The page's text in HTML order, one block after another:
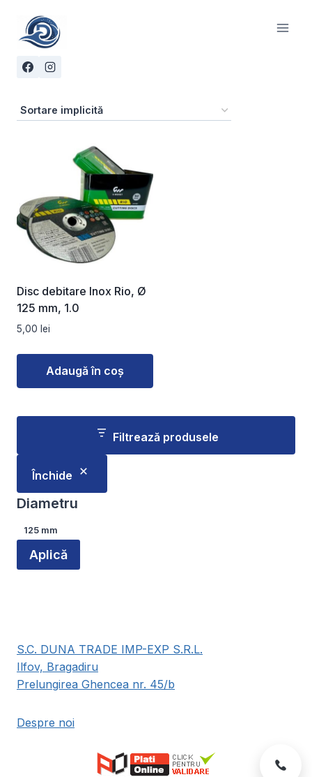
content
Disc debitare Inox Rio, Ø
125 mm, 1.0
5,00 lei
Adaugă în coș
Filtrează produsele
Închide
Diametru
Diametru
125 mm
Aplică
S.C. DUNA TRADE IMP-EXP S.R.L.
Ilfov, Bragadiru
Prelungirea Ghencea nr. 45/b
Despre noi